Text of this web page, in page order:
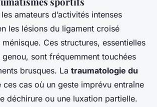
amateurs d’activités intenses
les lésions du ligament croisé
Ces structures, essentielles
sont fréquemment touchées
brusques. La traumatologie du
ces cas où un geste imprévu entraîne
déchirure ou une luxation partielle.